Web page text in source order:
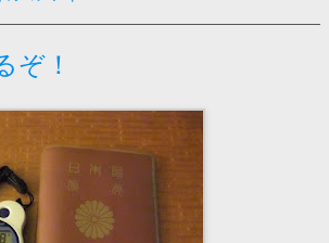
ぞ！